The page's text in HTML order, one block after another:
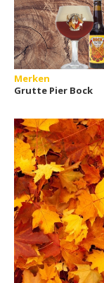
Merken
Grutte Pier Bock